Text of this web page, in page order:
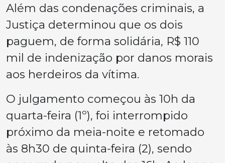
Além das condenações criminais, a
Justiça determinou que os dois
paguem, de forma solidária, R$ 110
mil de indenização por danos morais
aos herdeiros da vítima.
O julgamento começou às 10h da
quarta-feira (1º), foi interrompido
próximo da meia-noite e retomado
às 8h30 de quinta-feira (2), sendo